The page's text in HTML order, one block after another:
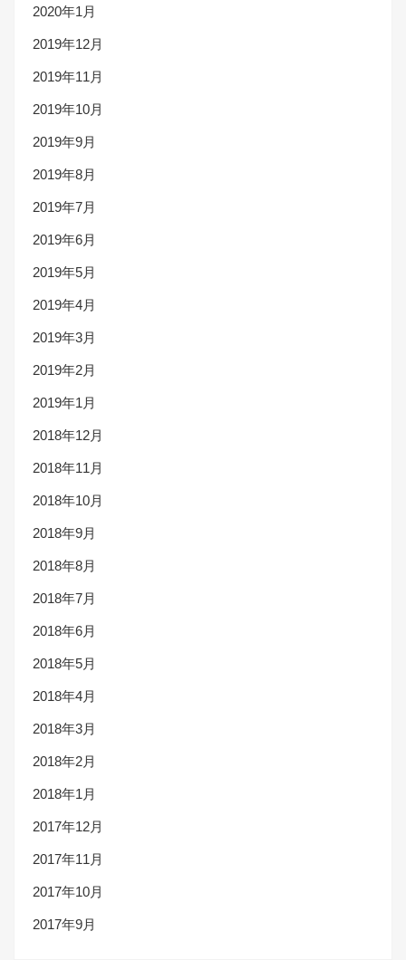
2020年1月
2019年12月
2019年11月
2019年10月
2019年9月
2019年8月
2019年7月
2019年6月
2019年5月
2019年4月
2019年3月
2019年2月
2019年1月
2018年12月
2018年11月
2018年10月
2018年9月
2018年8月
2018年7月
2018年6月
2018年5月
2018年4月
2018年3月
2018年2月
2018年1月
2017年12月
2017年11月
2017年10月
2017年9月